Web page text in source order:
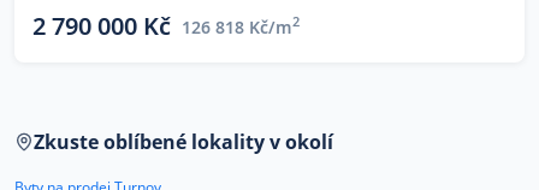
2 790 000 Kč 126 818 Kč/m2
Zkuste oblíbené lokality v okolí